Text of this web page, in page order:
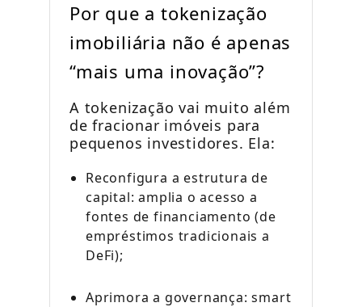
Por que a tokenização
imobiliária não é apenas
“mais uma inovação”?
A tokenização vai muito além
de fracionar imóveis para
pequenos investidores. Ela:
Reconfigura a estrutura de
capital: amplia o acesso a
fontes de financiamento (de
empréstimos tradicionais a
DeFi);
Aprimora a governança: smart